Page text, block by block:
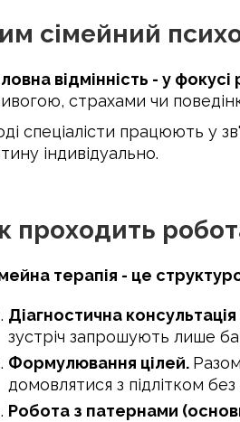
сімейний
відмінність - у
страхами чи
спеціалісти працюють у
індивідуально.
проходить
терапія - це
Діагностична консультація
зустріч запрошують лише
Формулювання цілей.
домовлятися з підлітком без
Робота з патернами